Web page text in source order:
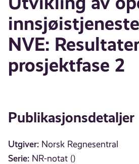
NVE:
prosjektfase 2
Publikasjonsdetaljer
Utgiver: Norsk Regnesentral
Serie: NR-notat ()